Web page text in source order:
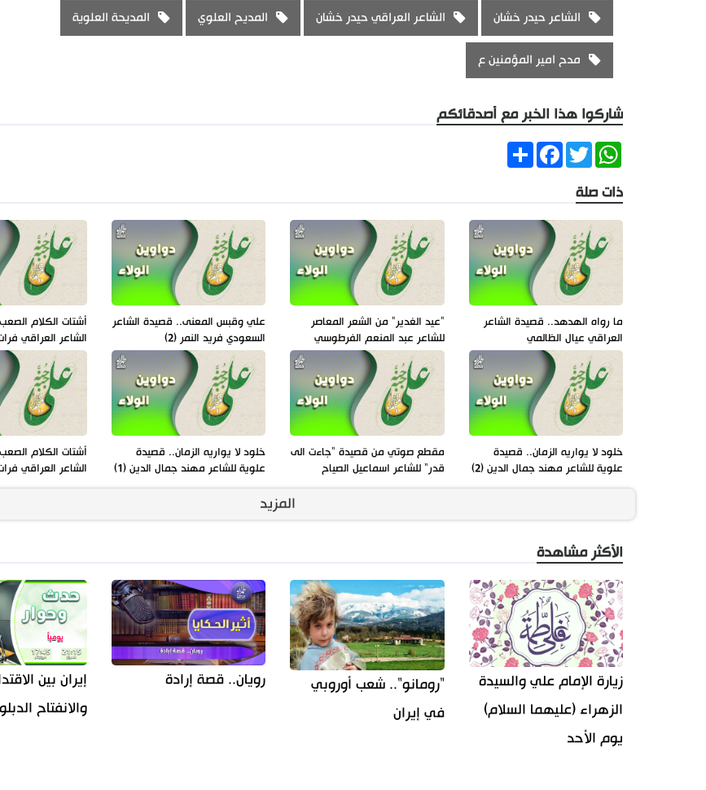
الشاعر حيدر خشان الشاعر العراقي حيدر خشان المديح العلوي المديحة العلوية
مدح امير المؤمنين ع
شاركوا هذا الخبر مع أصدقائكم
ShareFacebookTwitter
WhatsApp
ذات صلة
ما رواه الهدهد.. قصيدة الشاعر
العراقي عيال الظالمي
"عيد الغدير" من الشعر المعاصر
للشاعر عبد المنعم الفرطوسي
علي وقبس المعنى.. قصيدة الشاعر
السعودي فريد النمر (2)
أشتات الكلام
الشاعر العراقي
خلود لا يواريه الزمان.. قصيدة
علوية للشاعر مهند جمال الدين (2)
مقطع صوتي من قصيدة "جاءت الى
قدر" للشاعر اسماعيل الصياح
خلود لا يواريه الزمان.. قصيدة
علوية للشاعر مهند جمال الدين (1)
أشتات الكلام
الشاعر العراقي
المزيد
الأكثر مشاهدة
زيارة الإمام علي والسيدة
الزهراء (عليهما السلام)
يوم الأحد
"رومانو".. شعب أوروبي
في إيران
رويان.. قصة إرادة
إيران بين
والانفتاح